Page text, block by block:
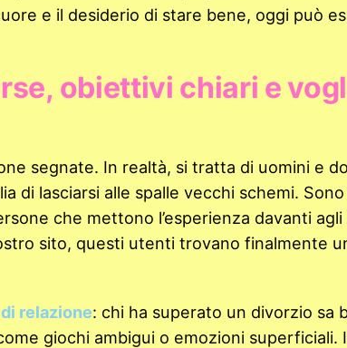
e il desiderio di stare bene, oggi può
obiettivi chiari e
segnate. In realtà, si tratta di uomini e
di lasciarsi alle spalle vecchi schemi. Sono
che mettono l’esperienza davanti agli
sito, questi utenti trovano finalmente
relazione: chi ha superato un divorzio sa
giochi ambigui o emozioni superficiali.